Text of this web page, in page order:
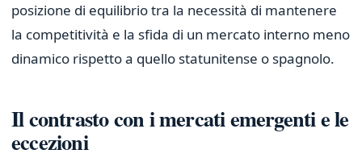
posizione di equilibrio tra la necessità di mantenere
la competitività e la sfida di un mercato interno meno
dinamico rispetto a quello statunitense o spagnolo.
Il contrasto con i mercati emergenti e le
eccezioni